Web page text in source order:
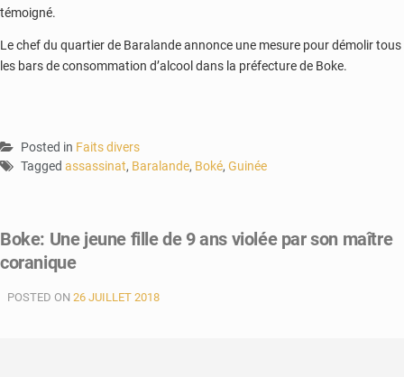
témoigné.
Le chef du quartier de Baralande annonce une mesure pour démolir tous
les bars de consommation d’alcool dans la préfecture de Boke.
Posted in Faits divers
Tagged assassinat, Baralande, Boké, Guinée
Boke: Une jeune fille de 9 ans violée par son maître
coranique
POSTED ON 26 JUILLET 2018